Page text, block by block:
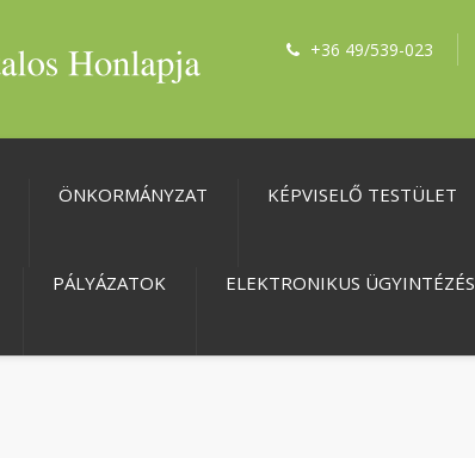
+36 49/539-023
ÖNKORMÁNYZAT KÉPVISELŐ TESTÜLET
PÁLYÁZATOK ELEKTRONIKUS ÜGYINTÉZÉS